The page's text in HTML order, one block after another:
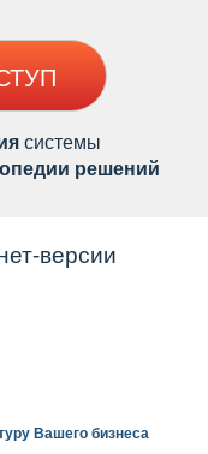
системы
решений
версии
Вашего бизнеса